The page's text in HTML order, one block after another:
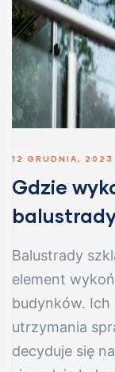
12 GRUDNIA, 2023
Gdzie
Balustrady
element
budynków. Ich
utrzymania
decyduje się